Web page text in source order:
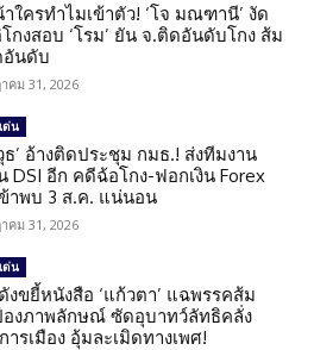
ใครทำไมเข้าตัว! ‘โจ มณฑานี’ งัด
กงสอบ ‘โรม’ ยัน จ.ติดอันดับโกง ส้ม
นดับ
คม 31, 2026
ด่น
ธ’ อ้างติดประชุม กมธ.! ส่งทีมงาน
DSI อีก คดีฉ้อโกง-ฟอกเงิน Forex
าพบ 3 ส.ค. แน่นอน
คม 31, 2026
ด่น
งขยี้หนังสือ ‘แก้วตา’ แฉพรรคส้ม
งภาพลักษณ์ ซัดอุบาทว์ลัทธิคลั่ง
ารเมือง อุ้มละเมิดทางเพศ!